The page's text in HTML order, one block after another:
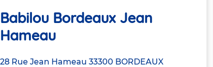
Babilou Bordeaux Jean
Hameau
Adresse
28 Rue Jean Hameau 33300 BORDEAUX